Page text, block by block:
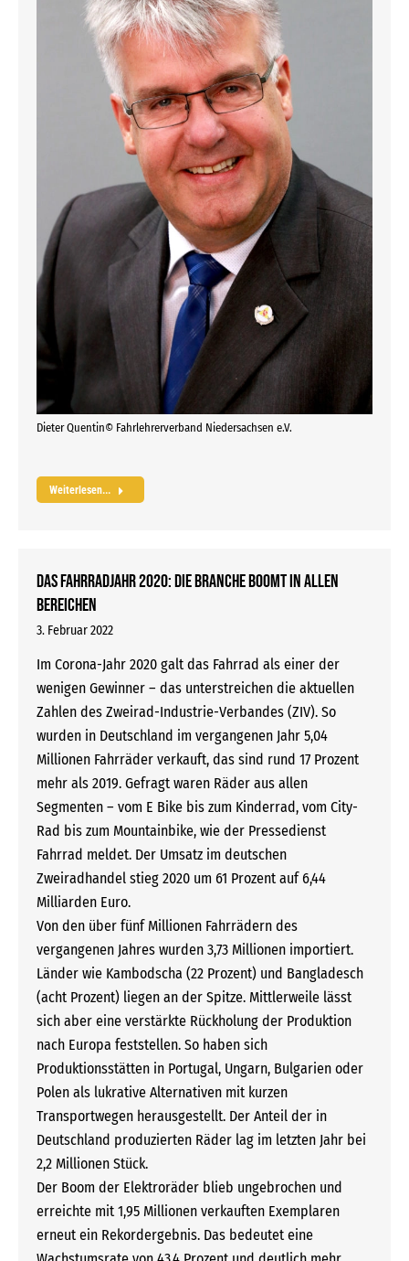
Dieter Quentin© Fahrlehrerverband Niedersachsen e.V.
Weiterlesen...
Das Fahrradjahr 2020: Die Branche boomt in allen
Bereichen
3. Februar 2022
Im Corona-Jahr 2020 galt das Fahrrad als einer der
wenigen Gewinner – das unterstreichen die aktuellen
Zahlen des Zweirad-Industrie-Verbandes (ZIV). So
wurden in Deutschland im vergangenen Jahr 5,04
Millionen Fahrräder verkauft, das sind rund 17 Prozent
mehr als 2019. Gefragt waren Räder aus allen
Segmenten – vom E Bike bis zum Kinderrad, vom City-
Rad bis zum Mountainbike, wie der Pressedienst
Fahrrad meldet. Der Umsatz im deutschen
Zweiradhandel stieg 2020 um 61 Prozent auf 6,44
Milliarden Euro.
Von den über fünf Millionen Fahrrädern des
vergangenen Jahres wurden 3,73 Millionen importiert.
Länder wie Kambodscha (22 Prozent) und Bangladesch
(acht Prozent) liegen an der Spitze. Mittlerweile lässt
sich aber eine verstärkte Rückholung der Produktion
nach Europa feststellen. So haben sich
Produktionsstätten in Portugal, Ungarn, Bulgarien oder
Polen als lukrative Alternativen mit kurzen
Transportwegen herausgestellt. Der Anteil der in
Deutschland produzierten Räder lag im letzten Jahr bei
2,2 Millionen Stück.
Der Boom der Elektroräder blieb ungebrochen und
erreichte mit 1,95 Millionen verkauften Exemplaren
erneut ein Rekordergebnis. Das bedeutet eine